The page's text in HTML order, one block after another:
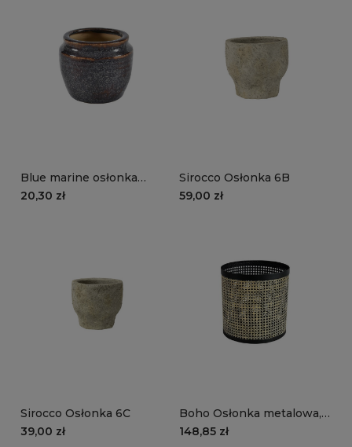
Blue marine osłonka
pękata, mała, ceramiczna
20,30 zł
Sirocco Osłonka 6B
59,00 zł
Sirocco Osłonka 6C
39,00 zł
Boho Osłonka metalowa,
plecionka wiedeńska
148,85 zł